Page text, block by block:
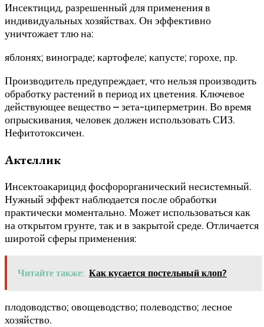
Инсектицид, разрешенный для применения в
индивидуальных хозяйствах. Он эффективно
уничтожает тлю на:
яблонях; винограде; картофеле; капусте; горохе, пр.
Производитель предупреждает, что нельзя производить
обработку растений в период их цветения. Ключевое
действующее вещество – зета-циперметрин. Во время
опрыскивания, человек должен использовать СИЗ.
Нефитотоксичен.
Актеллик
Инсектоакарицид фосфорорганический несистемный.
Нужный эффект наблюдается после обработки
практически моментально. Может использоваться как
на открытом грунте, так и в закрытой среде. Отличается
широтой сферы применения:
Читайте также: Как кусается постельный клоп?
плодоводство; овощеводство; полеводство; лесное
хозяйство.